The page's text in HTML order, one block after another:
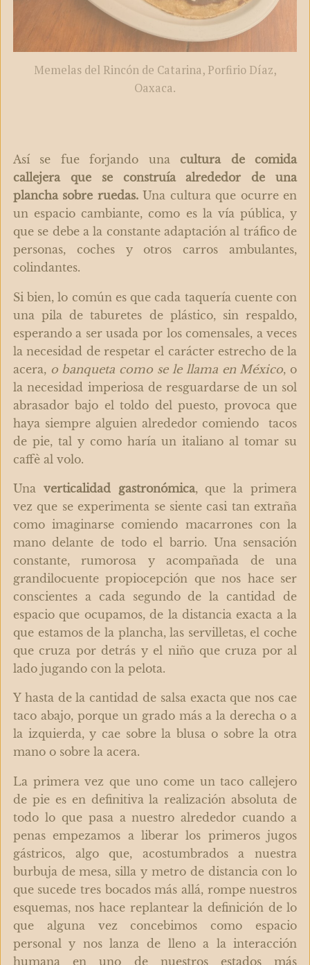
Memelas del Rincón de Catarina, Porfirio Díaz,
Oaxaca.
Así se fue forjando una cultura de comida
callejera que se construía alrededor de una
plancha sobre ruedas.Una cultura que ocurre en
un espacio cambiante, como es la vía pública, y
que se debe a la constante adaptación al tráfico de
personas, coches y otros carros ambulantes,
colindantes.
Si bien, lo común es que cada taquería cuente con
una pila de taburetes de plástico, sin respaldo,
esperando a ser usada por los comensales, a veces
la necesidad de respetar el carácter estrecho de la
acera, o banqueta como se le llama en México, o
la necesidad imperiosa de resguardarse de un sol
abrasador bajo el toldo del puesto, provoca que
haya siempre alguien alrededor comiendo tacos
de pie, tal y como haría un italiano al tomar su
caffè al volo.
Una verticalidad gastronómica, que la primera
vez que se experimenta se siente casi tan extraña
como imaginarse comiendo macarrones con la
mano delante de todo el barrio. Una sensación
constante, rumorosa y acompañada de una
grandilocuente propiocepción que nos hace ser
conscientes a cada segundo de la cantidad de
espacio que ocupamos, de la distancia exacta a la
que estamos de la plancha, las servilletas, el coche
que cruza por detrás y el niño que cruza por al
lado jugando con la pelota.
Y hasta de la cantidad de salsa exacta que nos cae
taco abajo, porque un grado más a la derecha o a
la izquierda, y cae sobre la blusa o sobre la otra
mano o sobre la acera.
La primera vez que uno come un taco callejero
de pie es en definitiva la realización absoluta de
todo lo que pasa a nuestro alrededor cuando a
penas empezamos a liberar los primeros jugos
gástricos, algo que, acostumbrados a nuestra
burbuja de mesa, silla y metro de distancia con lo
que sucede tres bocados más allá, rompe nuestros
esquemas, nos hace replantear la definición de lo
que alguna vez concebimos como espacio
personal y nos lanza de lleno a la interacción
humana en uno de nuestros estados más